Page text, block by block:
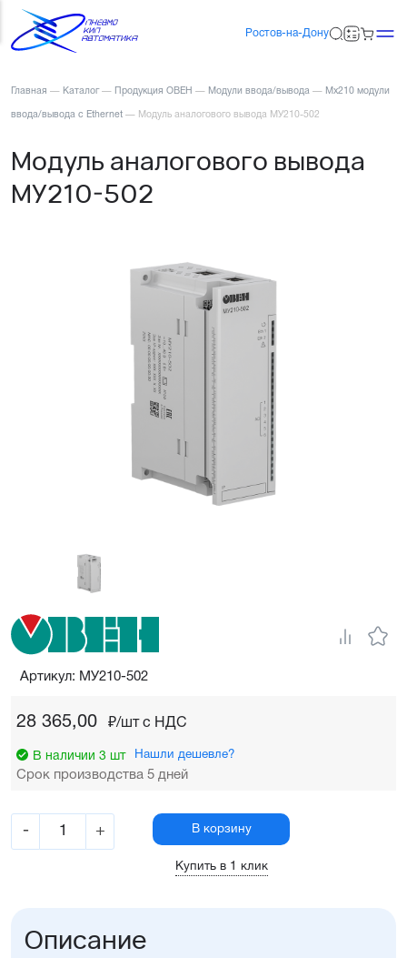
Ростов-на-Дону
Главная — Каталог — Продукция ОВЕН — Модули ввода/вывода — Мх210 модули
ввода/вывода с Ethernet — Модуль аналогового вывода МУ210-502
Модуль аналогового вывода
МУ210-502
28 365,00 ₽/шт c НДС
В наличии 3 шт Нашли дешевле?
Срок производства 5 дней
- + В корзину
Купить в 1 клик
Артикул: МУ210-502
Описание